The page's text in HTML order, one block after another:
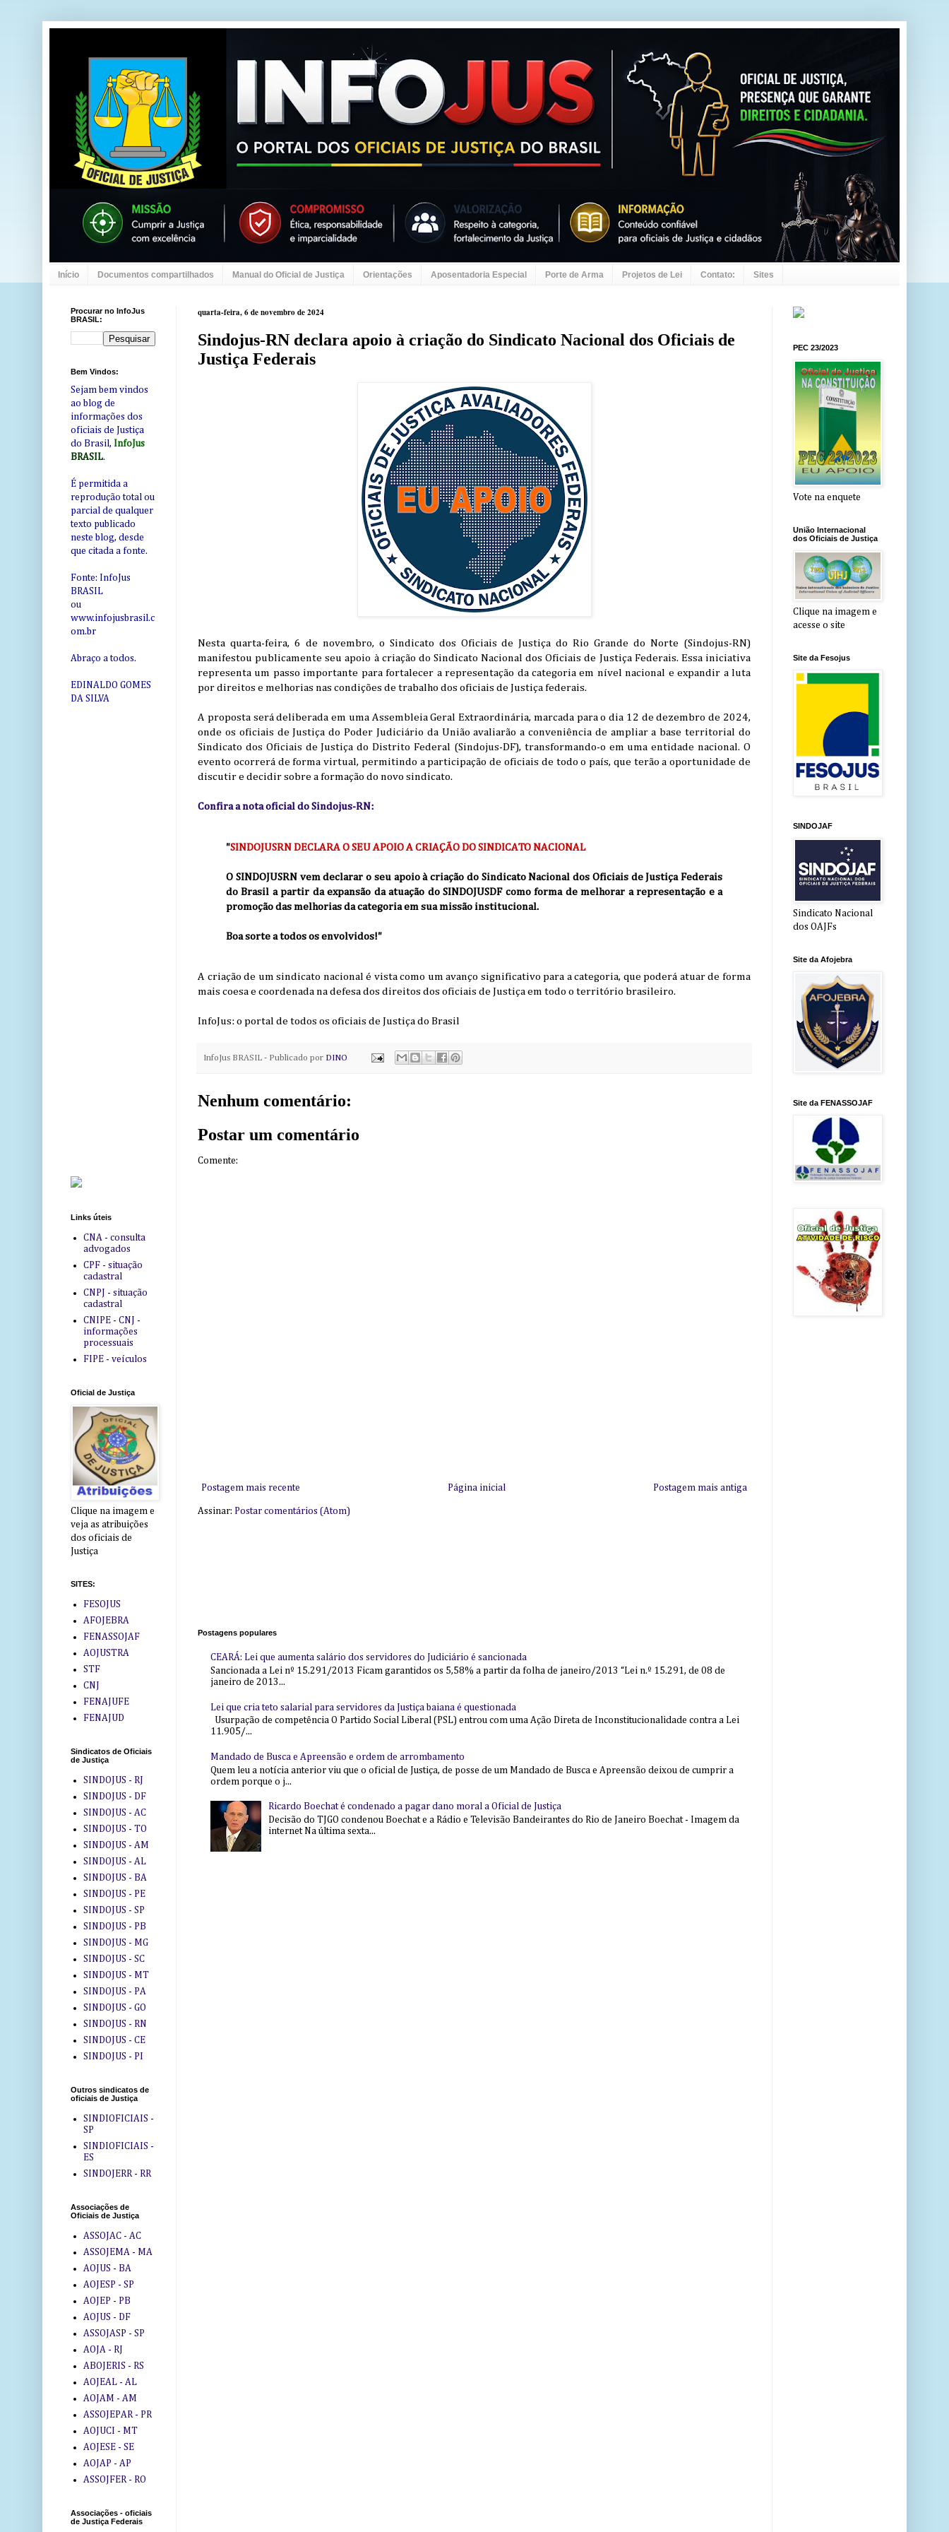
Início Documentos compartilhados Manual do Oficial de Justiça Orientações Aposentadoria Especial Porte de Arma Projetos de Lei Contato: Sites
quarta-feira, 6 de novembro de 2024
Sindojus-RN declara apoio à criação do Sindicato Nacional dos Oficiais de
Justiça Federais
Nesta quarta-feira, 6 de novembro, o Sindicato dos Oficiais de Justiça do Rio Grande do Norte (Sindojus-RN)
manifestou publicamente seu apoio à criação do Sindicato Nacional dos Oficiais de Justiça Federais. Essa iniciativa
representa um passo importante para fortalecer a representação da categoria em nível nacional e expandir a luta
por direitos e melhorias nas condições de trabalho dos oficiais de Justiça federais.
A proposta será deliberada em uma Assembleia Geral Extraordinária, marcada para o dia 12 de dezembro de 2024,
onde os oficiais de Justiça do Poder Judiciário da União avaliarão a conveniência de ampliar a base territorial do
Sindicato dos Oficiais de Justiça do Distrito Federal (Sindojus-DF), transformando-o em uma entidade nacional. O
evento ocorrerá de forma virtual, permitindo a participação de oficiais de todo o país, que terão a oportunidade de
discutir e decidir sobre a formação do novo sindicato.
Confira a nota oficial do Sindojus-RN:
"SINDOJUSRN DECLARA O SEU APOIO A CRIAÇÃO DO SINDICATO NACIONAL
O SINDOJUSRN vem declarar o seu apoio à criação do Sindicato Nacional dos Oficiais de Justiça Federais
do Brasil a partir da expansão da atuação do SINDOJUSDF como forma de melhorar a representação e a
promoção das melhorias da categoria em sua missão institucional.
Boa sorte a todos os envolvidos!"
A criação de um sindicato nacional é vista como um avanço significativo para a categoria, que poderá atuar de forma
mais coesa e coordenada na defesa dos direitos dos oficiais de Justiça em todo o território brasileiro.
InfoJus: o portal de todos os oficiais de Justiça do Brasil
InfoJus BRASIL - Publicado por DINO
Nenhum comentário:
Postar um comentário
Comente:
Postagem mais recente Postagem mais antiga
Página inicial
Assinar: Postar comentários (Atom)
Postagens populares
CEARÁ: Lei que aumenta salário dos servidores do Judiciário é sancionada
Sancionada a Lei nº 15.291/2013 Ficam garantidos os 5,58% a partir da folha de janeiro/2013 “Lei n.º 15.291, de 08 de
janeiro de 2013...
Lei que cria teto salarial para servidores da Justiça baiana é questionada
Usurpação de competência O Partido Social Liberal (PSL) entrou com uma Ação Direta de Inconstitucionalidade contra a Lei
11.905/...
Mandado de Busca e Apreensão e ordem de arrombamento
Quem leu a notícia anterior viu que o oficial de Justiça, de posse de um Mandado de Busca e Apreensão deixou de cumprir a
ordem porque o j...
Ricardo Boechat é condenado a pagar dano moral a Oficial de Justiça
Decisão do TJGO condenou Boechat e a Rádio e Televisão Bandeirantes do Rio de Janeiro Boechat - Imagem da
internet Na última sexta...
Procurar no InfoJus
BRASIL:
Bem Vindos:
Sejam bem vindos
ao blog de
informações dos
oficiais de Justiça
do Brasil, InfoJus
BRASIL.
É permitida a
reprodução total ou
parcial de qualquer
texto publicado
neste blog, desde
que citada a fonte.
Fonte: InfoJus
BRASIL
ou
www.infojusbrasil.c
om.br
Abraço a todos.
EDINALDO GOMES
DA SILVA
Links úteis
CNA - consulta
advogados
CPF - situação
cadastral
CNPJ - situação
cadastral
CNIPE - CNJ -
informações
processuais
FIPE - veículos
Oficial de Justiça
Clique na imagem e
veja as atribuições
dos oficiais de
Justiça
SITES:
FESOJUS
AFOJEBRA
FENASSOJAF
AOJUSTRA
STF
CNJ
FENAJUFE
FENAJUD
Sindicatos de Oficiais
de Justiça
SINDOJUS - RJ
SINDOJUS - DF
SINDOJUS - AC
SINDOJUS - TO
SINDOJUS - AM
SINDOJUS - AL
SINDOJUS - BA
SINDOJUS - PE
SINDOJUS - SP
SINDOJUS - PB
SINDOJUS - MG
SINDOJUS - SC
SINDOJUS - MT
SINDOJUS - PA
SINDOJUS - GO
SINDOJUS - RN
SINDOJUS - CE
SINDOJUS - PI
Outros sindicatos de
oficiais de Justiça
SINDIOFICIAIS -
SP
SINDIOFICIAIS -
ES
SINDOJERR - RR
Associações de
Oficiais de Justiça
ASSOJAC - AC
ASSOJEMA - MA
AOJUS - BA
AOJESP - SP
AOJEP - PB
AOJUS - DF
ASSOJASP - SP
AOJA - RJ
ABOJERIS - RS
AOJEAL - AL
AOJAM - AM
ASSOJEPAR - PR
AOJUCI - MT
AOJESE - SE
AOJAP - AP
ASSOJFER - RO
Associações - oficiais
de Justiça Federais
PEC 23/2023
Vote na enquete
União Internacional
dos Oficiais de Justiça
Clique na imagem e
acesse o site
Site da Fesojus
SINDOJAF
Sindicato Nacional
dos OAJFs
Site da Afojebra
Site da FENASSOJAF